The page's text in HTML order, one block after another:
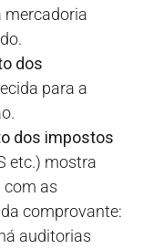
mercadoria
dos
para a
dos impostos
etc.) mostra
com as
comprovante:
auditorias